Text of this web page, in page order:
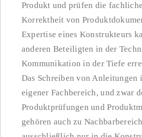
Produkt und prüfen die
Korrektheit von
Expertise eines Konstrukteurs
anderen Beteiligten in der
Kommunikation in der Tiefe
Das Schreiben von Anleitungen
eigener Fachbereich, und zwar
Produktprüfungen und
gehören auch zu